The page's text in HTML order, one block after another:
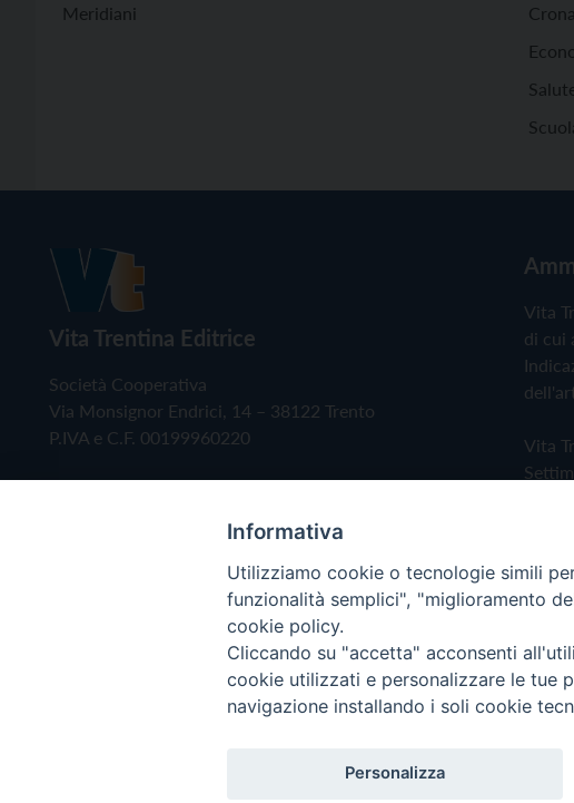
Meridiani
Vita Trentina Editrice
Società Cooperativa
Via Monsignor Endrici, 14 – 38122 Trento
P.IVA e C.F. 00199960220
Vita
di cui
Vita
Copyright © 2019 - Tutti i diritti riservati - Vita
Informativa
Utilizziamo cookie o tecnologie simili
funzionalità semplici", "miglioramento
cookie policy.
Cliccando su "accetta" acconsenti
cookie utilizzati e personalizzare le tue
navigazione installando i soli cookie
Personalizza